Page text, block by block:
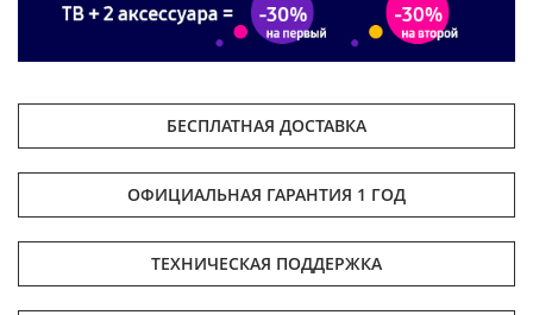
БЕСПЛАТНАЯ ДОСТАВКА
ОФИЦИАЛЬНАЯ ГАРАНТИЯ 1 ГОД
ТЕХНИЧЕСКАЯ ПОДДЕРЖКА